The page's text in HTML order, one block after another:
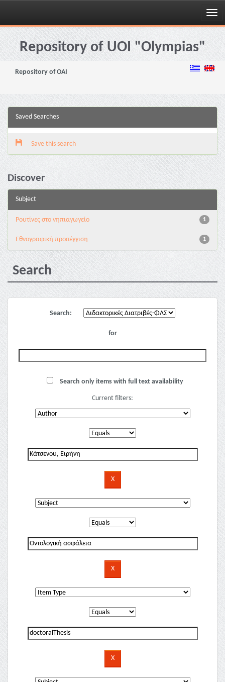
Skip
navigationRepository of UOI "Olympias"
Repository of OAI
Saved Searches
Save this search
Discover
Subject
1
Pουτίνες στο νηπιαγωγείο
1
Εθνογραφική προσέγγιση
Search
Search:
for
Search only items with full text availability
Current filters: